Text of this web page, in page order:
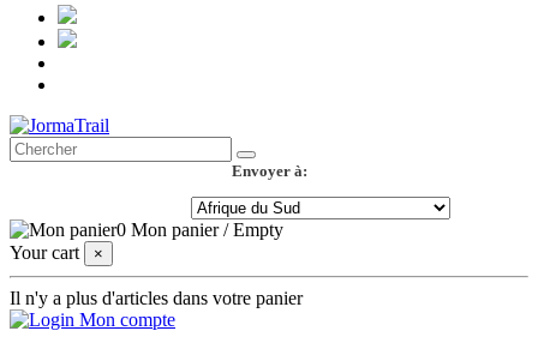
Envoyer à:
0 Mon panier /Empty
Your cart
×
Il n'y a plus d'articles dans votre panier
Mon compte